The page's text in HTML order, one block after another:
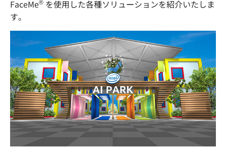
FaceMe® を使用した各種ソリューションを紹介いたしま
す。